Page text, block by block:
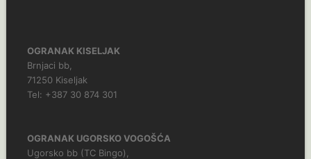
OGRANAK KISELJAK
Brnjaci bb,
71250 Kiseljak
Tel: +387 30 874 301
OGRANAK UGORSKO VOGOŠĆA
Ugorsko bb (TC Bingo),